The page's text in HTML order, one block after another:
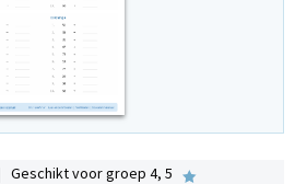
voor groep 4, 5